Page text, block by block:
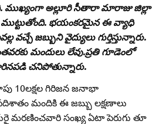
ముఖ్యంగా అల్లూరి సీతారా మారాజు జిల్లా
ముట్టుతోంది. భయంకరమైన ఈ వ్యాధి
వచ్చే జబ్బుని వైద్యులు గుర్తిస్తున్నారు.
మందులు లేవు.ప్రతి గూడెంలో
చనిపోతున్నారు.
10లక్షల గిరిజన జనాభా
మందికి ఈ జబ్బు లక్షణాలు
మరణించవారి సంఖ్య ఏటా పెరుగు తూ